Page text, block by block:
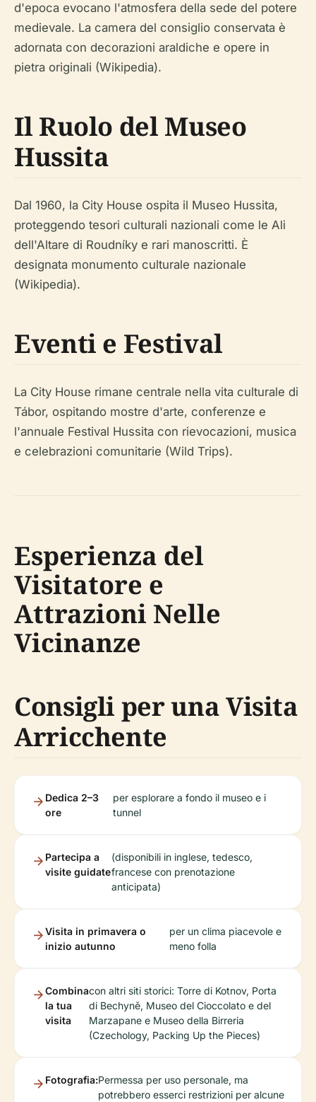
d'epoca evocano l'atmosfera della sede del potere
medievale. La camera del consiglio conservata è
adornata con decorazioni araldiche e opere in
pietra originali (Wikipedia).
Il Ruolo del Museo
Hussita
Dal 1960, la City House ospita il Museo Hussita,
proteggendo tesori culturali nazionali come le Ali
dell'Altare di Roudníky e rari manoscritti. È
designata monumento culturale nazionale
(Wikipedia).
Eventi e Festival
La City House rimane centrale nella vita culturale di
Tábor, ospitando mostre d'arte, conferenze e
l'annuale Festival Hussita con rievocazioni, musica
e celebrazioni comunitarie (Wild Trips).
Esperienza del
Visitatore e
Attrazioni Nelle
Vicinanze
Consigli per una Visita
Arricchente
Dedica 2–3
ore
per esplorare a fondo il museo e i
tunnel
Partecipa a
visite guidate
(disponibili in inglese, tedesco,
francese con prenotazione
anticipata)
Visita in primavera o
inizio autunno
per un clima piacevole e
meno folla
Combina
la tua
visita
con altri siti storici: Torre di Kotnov, Porta
di Bechyně, Museo del Cioccolato e del
Marzapane e Museo della Birreria
(Czechology, Packing Up the Pieces)
Fotografia:Permessa per uso personale, ma
potrebbero esserci restrizioni per alcune